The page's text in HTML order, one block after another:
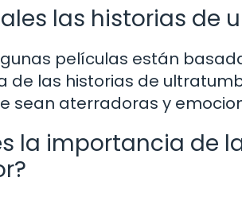
las historias de
películas están
de las historias de
sean aterradoras y
la importancia de